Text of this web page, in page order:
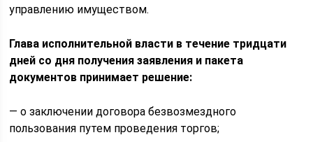
управлению имуществом.
Глава исполнительной власти в течение тридцати
дней со дня получения заявления и пакета
документов принимает решение:
— о заключении договора безвозмездного
пользования путем проведения торгов;